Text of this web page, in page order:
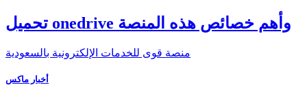
تحميل onedrive وأهم خصائص هذه المنصة
منصة قوى للخدمات الإلكترونية بالسعودية
أخبار ماكس